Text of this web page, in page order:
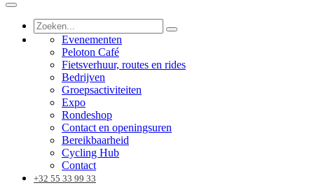
Evenementen
Peloton Café
Fietsverhuur, routes en rides
Bedrijven
Groepsactiviteiten
Expo
Rondeshop
Contact en openingsuren
Bereikbaarheid
Cycling Hub
Contact
+32 55 33 99 33